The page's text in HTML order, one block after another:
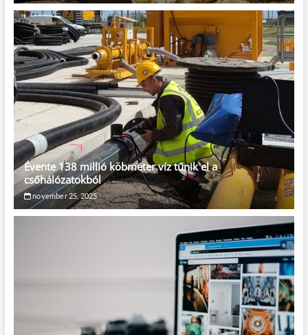
Évente 138 millió köbméter víz tűnik el a
csőhálózatokból
november 25, 2025